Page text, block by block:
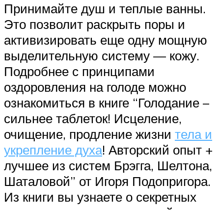
Принимайте душ и теплые ванны.
Это позволит раскрыть поры и
активизировать еще одну мощную
выделительную систему — кожу.
Подробнее с принципами
оздоровления на голоде можно
ознакомиться в книге “Голодание –
сильнее таблеток! Исцеление,
очищение, продление жизни тела и
укрепление духа! Авторский опыт +
лучшее из систем Брэгга, Шелтона,
Шаталовой” от Игоря Подопригора.
Из книги вы узнаете о секретных